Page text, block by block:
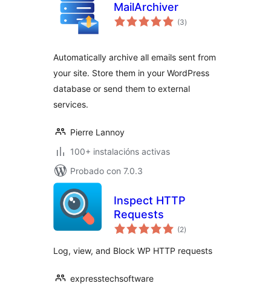
MailArchiver
(3valoracións
totais
)
Automatically archive all emails sent from
your site. Store them in your WordPress
database or send them to external
services.
Pierre Lannoy
100+ instalacións activas
Probado con 7.0.3
Inspect HTTP
Requests
(2valoracións
totais
)
Log, view, and Block WP HTTP requests
expresstechsoftware